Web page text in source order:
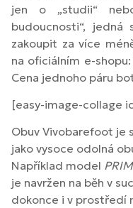
jen o „studii“
budoucnosti“,
zakoupit za více
na oficiálním e-shopu:
Cena jednoho páru
[easy-image-collage
Obuv Vivobarefoot je
jako vysoce odolná
Například model
je navržen na běh v
dokonce i v prostředí